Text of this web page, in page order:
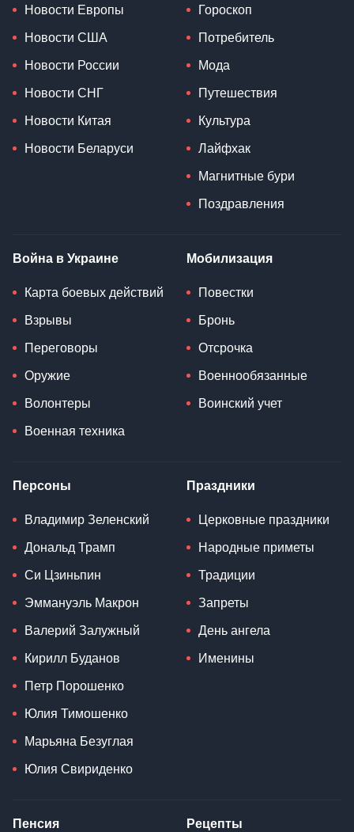
Новости Европы
Новости США
Новости России
Новости СНГ
Новости Китая
Новости Беларуси
Гороскоп
Потребитель
Мода
Путешествия
Культура
Лайфхак
Магнитные бури
Поздравления
Война в Украине
Карта боевых действий
Взрывы
Переговоры
Оружие
Волонтеры
Военная техника
Мобилизация
Повестки
Бронь
Отсрочка
Военнообязанные
Воинский учет
Персоны
Владимир Зеленский
Дональд Трамп
Си Цзиньпин
Эммануэль Макрон
Валерий Залужный
Кирилл Буданов
Петр Порошенко
Юлия Тимошенко
Марьяна Безуглая
Юлия Свириденко
Праздники
Церковные праздники
Народные приметы
Традиции
Запреты
День ангела
Именины
Пенсия Рецепты